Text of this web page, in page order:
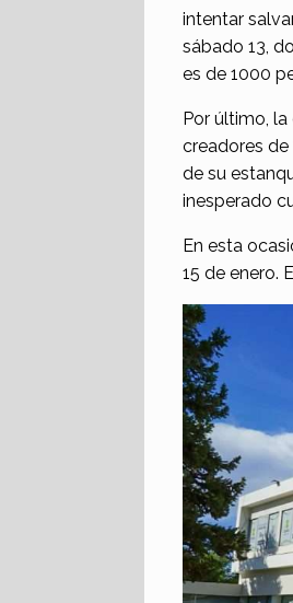
intentar
sábado 13,
es de 1000
Por último, la
creadores de
de su
inesperado
En esta
15 de enero.